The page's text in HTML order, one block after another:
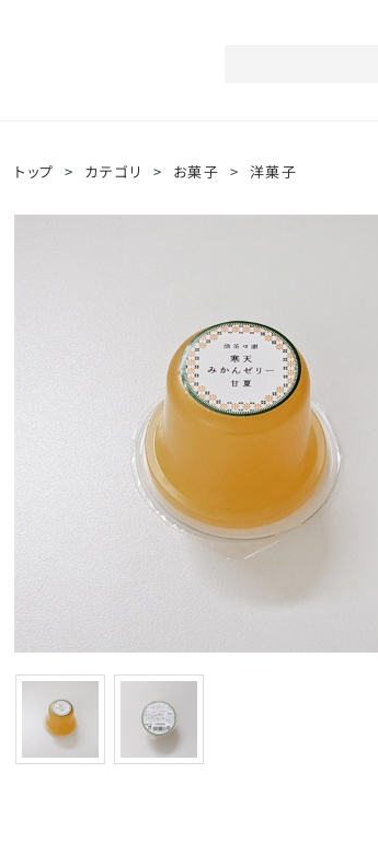
トップ > カテゴリ > お菓子 > 洋菓子